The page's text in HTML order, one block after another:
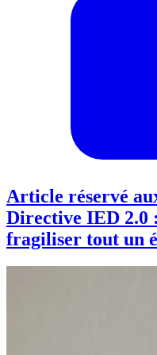
Article réservé
Directive IED 2.0
fragiliser tout un